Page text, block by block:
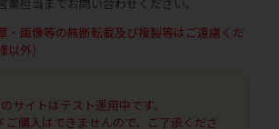
・画像等の無断転載及び複製等はご遠慮くだ
外）
サイトはテスト運用中です。
ご購入はできませんので、ご了承くださ